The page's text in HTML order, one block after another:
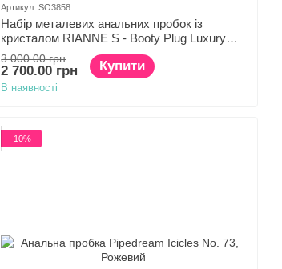
Артикул: SO3858
Набір металевих анальних пробок із
кристалом RIANNE S - Booty Plug Luxury
Set
3 000.00 грн
2 700.00 грн Купити
В наявності
−10%